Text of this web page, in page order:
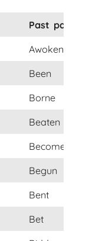
Past participle
Awoken
Been
Borne
Beaten
Become
Begun
Bent
Bet